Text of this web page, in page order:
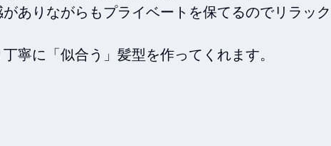
ありながらもプライベートを保てるのでリラッ
寧に「似合う」髪型を作ってくれます。